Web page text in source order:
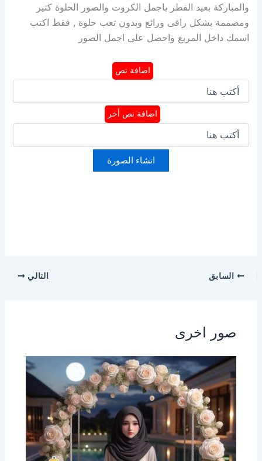
والمباركة بعيد الفطر باجمل الكروت والصور الحلوة كتير
ومصممة بشكل راقى ورائع وبدون تعب حلوة , فقط اكتب
اسمك داخل المربع واحصل على اجمل الصور
اضافة نص
اضافة نص أخر
انشاء الصورة
السابق التالي
صور اخرى